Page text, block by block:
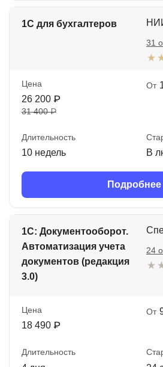
1С для бухгалтеров
31
Цена
26 200 ₽
31 400 ₽
От
Длительность
10 недель В
Подробнее
1С: Документооборот.
Автоматизация учета
документов (редакция
3.0)
24
Цена
18 490 ₽
От
Длительность